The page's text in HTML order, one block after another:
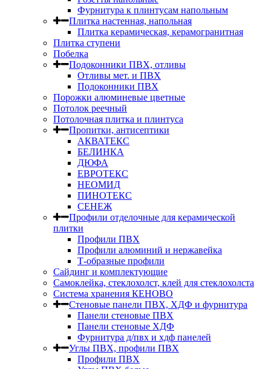
Фурнитура к плинтусам напольным
Плитка настенная, напольная
Плитка керамическая, керамогранитная
Плитка ступени
Побелка
Подоконники ПВХ, отливы
Отливы мет. и ПВХ
Подоконники ПВХ
Порожки алюминевые цветные
Потолок реечный
Потолочная плитка и плинтуса
Пропитки, антисептики
АКВАТЕКС
БЕЛИНКА
ДЮФА
ЕВРОТЕКС
НЕОМИД
ПИНОТЕКС
СЕНЕЖ
Профили отделочные для керамической
плитки
Профили ПВХ
Профили алюминий и нержавейка
Т-образные профили
Сайдинг и комплектующие
Самоклейка, стеклохолст, клей для стеклохолста
Система хранения КЕНОВО
Стеновые панели ПВХ, ХДФ и фурнитура
Панели стеновые ПВХ
Панели стеновые ХДФ
Фурнитура д/пвх и хдф панелей
Углы ПВХ, профили ПВХ
Профили ПВХ